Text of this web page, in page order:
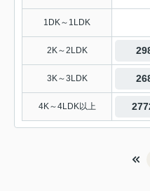
1DK～1LDK
2K～2LDK
3K～3LDK
4K～4LDK以上